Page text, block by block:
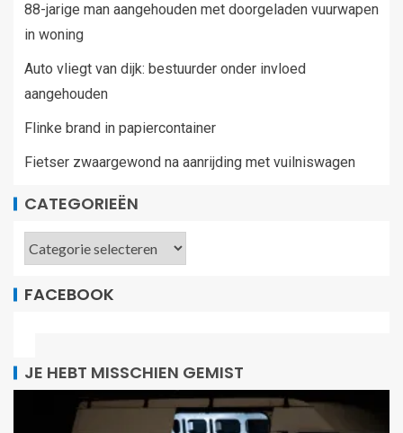
88-jarige man aangehouden met doorgeladen vuurwapen
in woning
Auto vliegt van dijk: bestuurder onder invloed
aangehouden
Flinke brand in papiercontainer
Fietser zwaargewond na aanrijding met vuilniswagen
CATEGORIEËN
FACEBOOK
JE HEBT MISSCHIEN GEMIST